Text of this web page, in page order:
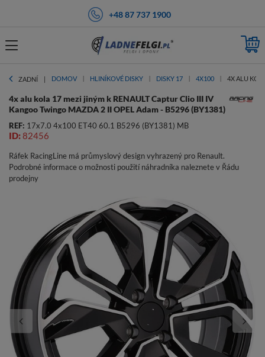
+48 87 737 1900
ZADNÍ DOMOV HLINÍKOVÉ DISKY DISKY 17 4X100 4X ALU
4x alu kola 17 mezi jiným k RENAULT Captur Clio III IV
Kangoo Twingo MAZDA 2 II OPEL Adam - B5296 (BY1381)
REF: 17x7.0 4x100 ET40 60.1 B5296 (BY1381) MB
ID:82456
Ráfek RacingLine má průmyslový design vyhrazený pro Renault.
Podrobné informace o možnosti použití náhradníka naleznete v Řádu
prodejny